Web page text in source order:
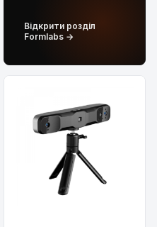
Відкрити розділ
Formlabs →